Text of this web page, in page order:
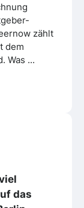
zählt
dem
Was ...
das